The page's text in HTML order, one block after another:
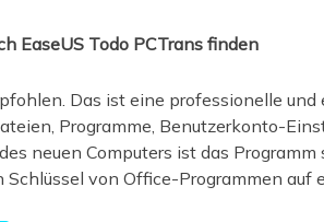
EaseUS Todo PCTrans finden
Das ist eine professionelle
Programme, Benutzerkonto-
neuen Computers ist das
von Office-Programmen auf